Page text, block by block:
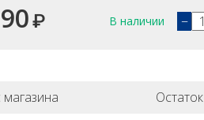
₽ В наличии −
Остаток